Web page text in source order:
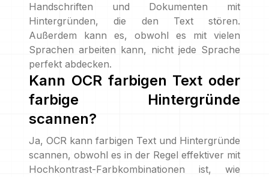
Handschriften und Dokumenten mit
Hintergründen, die den Text stören.
Außerdem kann es, obwohl es mit vielen
Sprachen arbeiten kann, nicht jede Sprache
perfekt abdecken.
Kann OCR farbigen Text oder
farbige Hintergründe
scannen?
Ja, OCR kann farbigen Text und Hintergründe
scannen, obwohl es in der Regel effektiver mit
Hochkontrast-Farbkombinationen ist, wie